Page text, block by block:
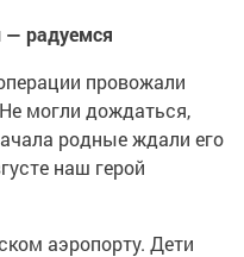
— радуемся
провожали
могли дождаться,
родные ждали его
наш герой
аэропорту. Дети